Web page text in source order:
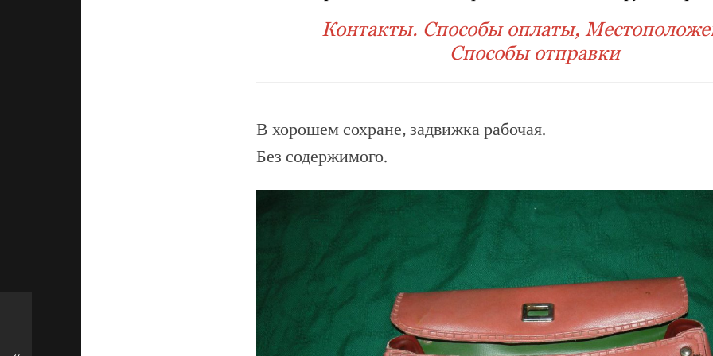
Контакты. Способы оплаты,
Способы отправки
В хорошем сохране, задвижка рабочая.
Без содержимого.